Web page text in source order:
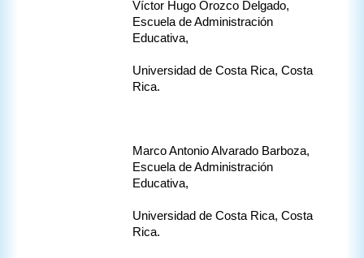
Víctor Hugo Orozco Delgado,
Escuela de Administración
Educativa,
Universidad de Costa Rica, Costa
Rica.
Marco Antonio Alvarado Barboza,
Escuela de Administración
Educativa,
Universidad de Costa Rica, Costa
Rica.